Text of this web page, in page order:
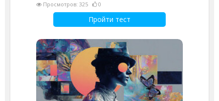
Просмотров: 325
0
Пройти тест